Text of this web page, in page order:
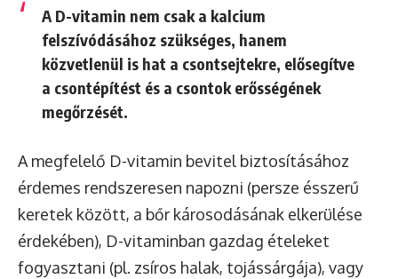
A D-vitamin nem csak a kalcium
felszívódásához szükséges, hanem
közvetlenül is hat a csontsejtekre, elősegítve
a csontépítést és a csontok erősségének
megőrzését.
A megfelelő D-vitamin bevitel biztosításához
érdemes rendszeresen napozni (persze ésszerű
keretek között, a bőr károsodásának elkerülése
érdekében), D-vitaminban gazdag ételeket
fogyasztani (pl. zsíros halak, tojássárgája), vagy